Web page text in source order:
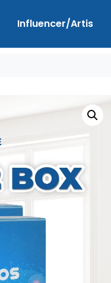
Influencer/Artis